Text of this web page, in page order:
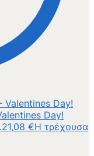
Day!
21,08 €Η τρέχουσα